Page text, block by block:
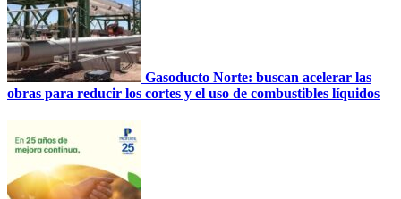
Gasoducto Norte: buscan acelerar las
obras para reducir los cortes y el uso de combustibles líquidos